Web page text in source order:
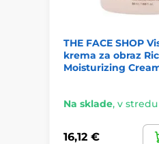
THE FACE SHOP
krema za obraz
Moisturizing
Na sklade, v stredu
16,12 €